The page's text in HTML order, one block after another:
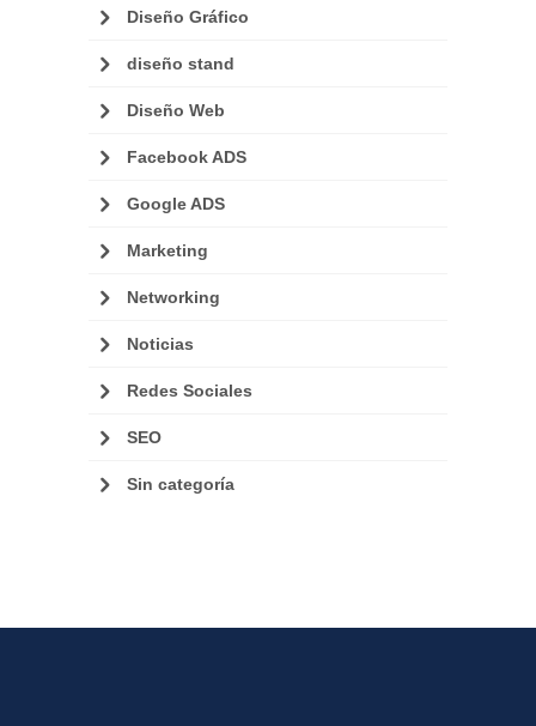
Diseño Gráfico
diseño stand
Diseño Web
Facebook ADS
Google ADS
Marketing
Networking
Noticias
Redes Sociales
SEO
Sin categoría